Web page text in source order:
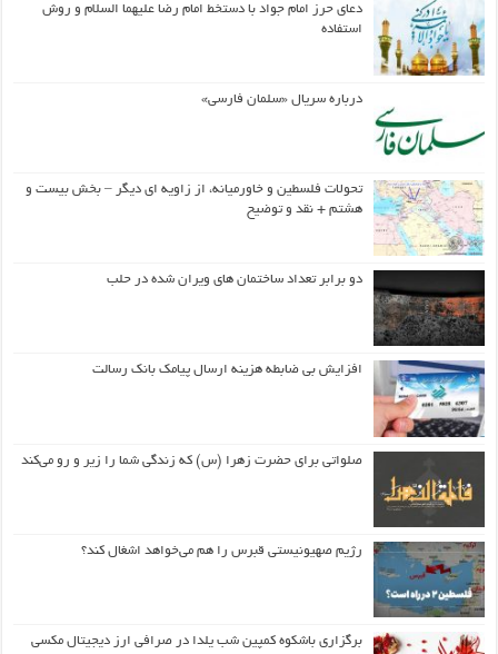
دعای حرز امام جواد با دستخط امام رضا علیهما السلام و روش
استفاده
درباره سریال «سلمان فارسی»
تحولات فلسطین و خاورمیانه، از زاویه ای دیگر – بخش بیست و
هشتم + نقد و توضیح
دو برابر تعداد ساختمان های ویران شده در حلب
افزایش بی ضابطه هزینه ارسال پیامک بانک رسالت
صلواتی برای حضرت زهرا (س) که زندگی شما را زیر و رو می‌کند
رژیم صهیونیستی قبرس را هم می‌خواهد اشغال کند؟
برگزاری باشکوه کمپین شب یلدا در صرافی ارز دیجیتال مکسی